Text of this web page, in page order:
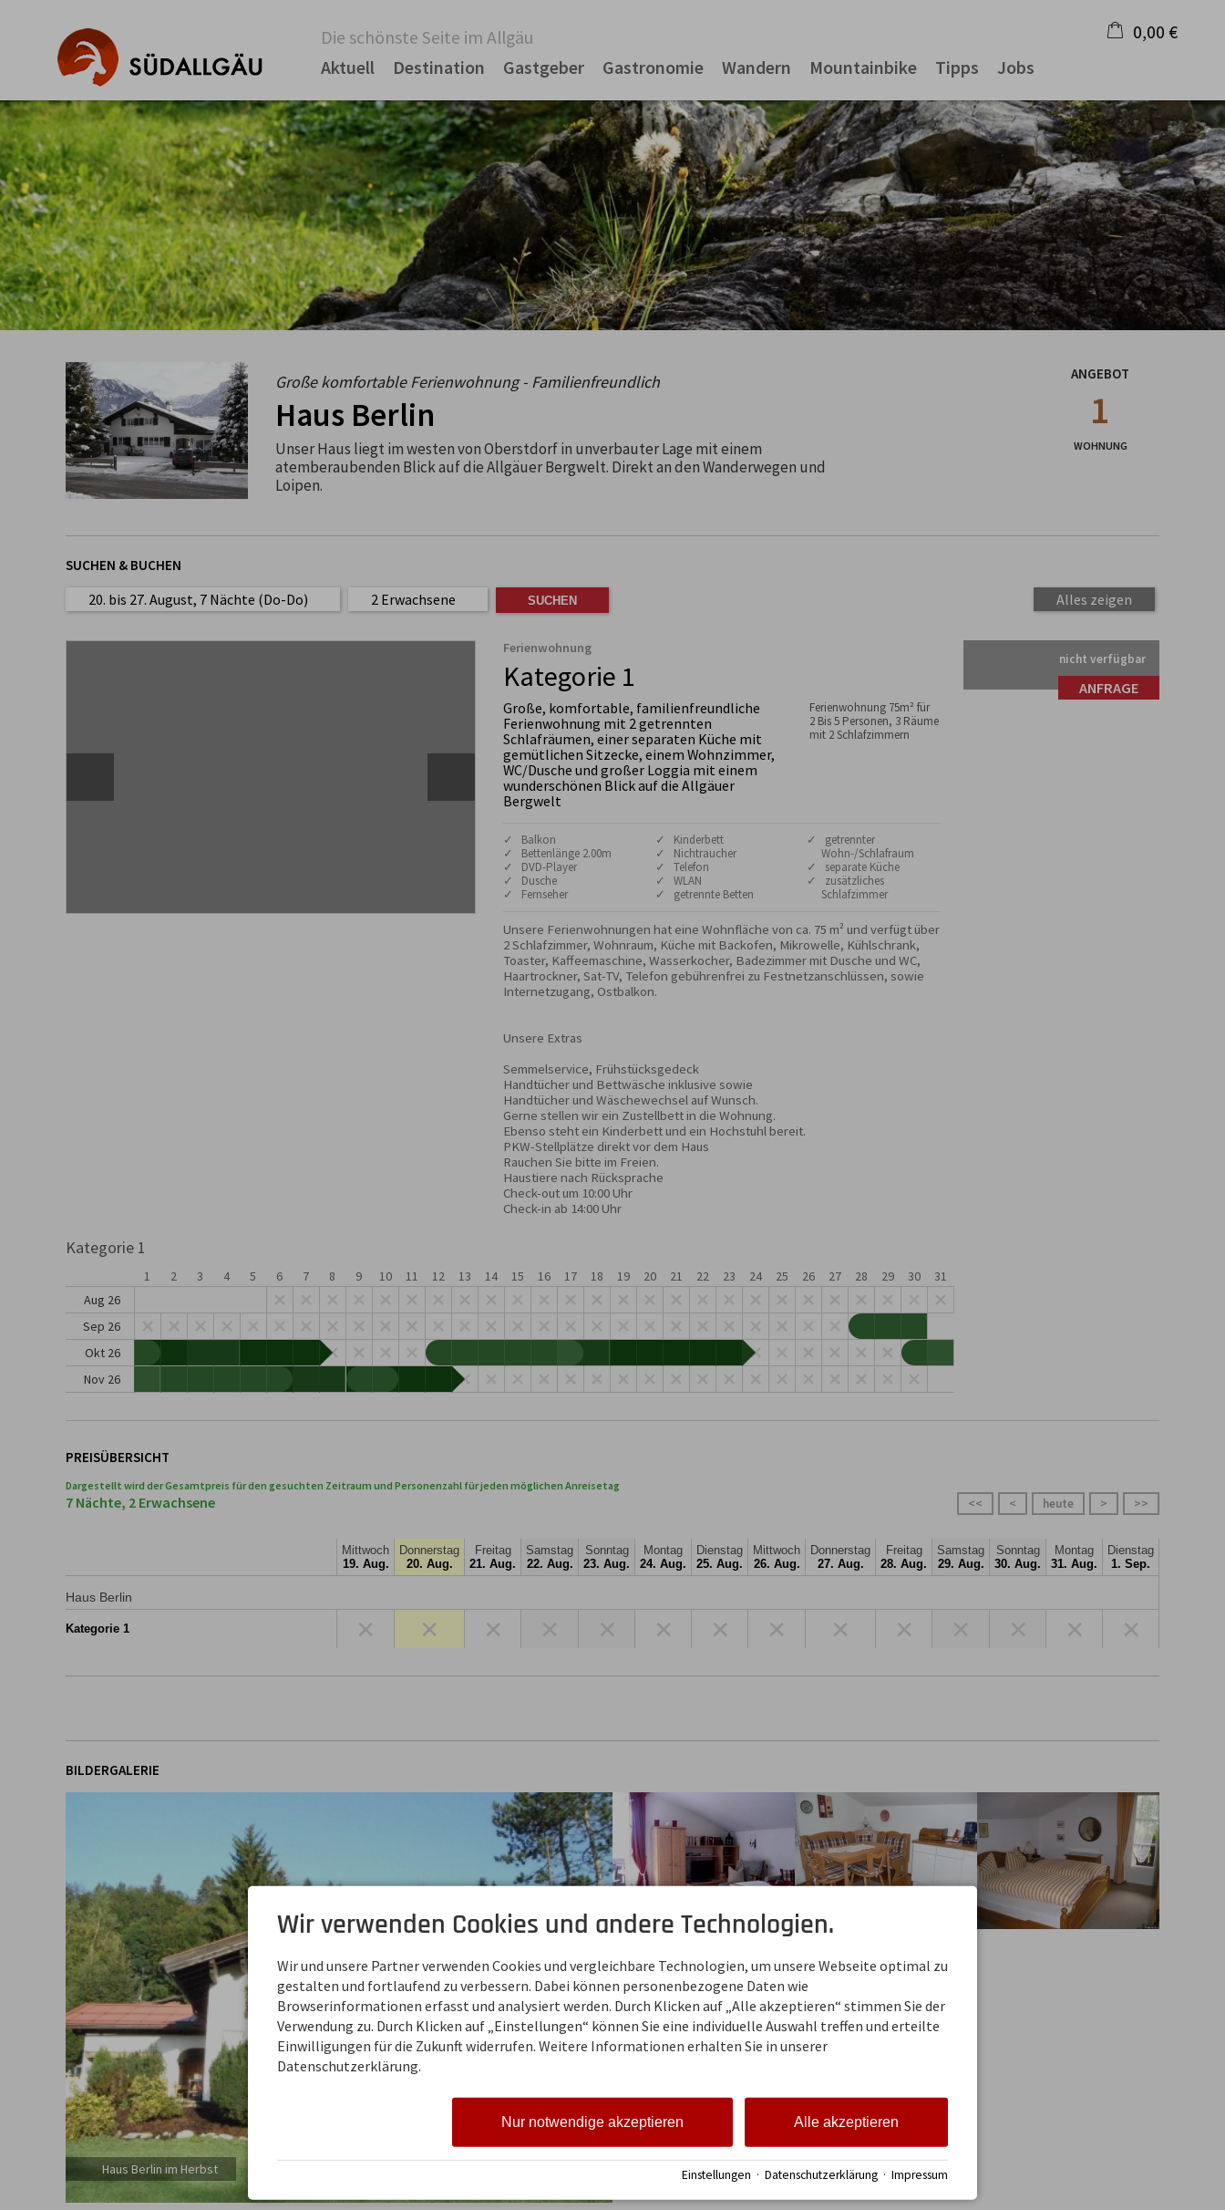
Die schönste Seite im Allgäu
Aktuell
Destination Gastgeber Gastronomie Wandern Mountainbike Tipps Jobs
0,00 €
Warenkorb ist leer
Große komfortable Ferienwohnung - Familienfreundlich
Haus Berlin
Unser Haus liegt im westen von Oberstdorf in unverbauter Lage mit einem
atemberaubenden Blick auf die Allgäuer Bergwelt. Direkt an den Wanderwegen und
Loipen.
ANGEBOT
1
WOHNUNG
SUCHEN & BUCHEN
20. bis 27. August, 7 Nächte (Do-Do) 2 Erwachsene Alles zeigen
Ferienwohnung
Kategorie 1
Große, komfortable, familienfreundliche
Ferienwohnung mit 2 getrennten
Schlafräumen, einer separaten Küche mit
gemütlichen Sitzecke, einem Wohnzimmer,
WC/Dusche und großer Loggia mit einem
wunderschönen Blick auf die Allgäuer
Bergwelt
Ferienwohnung 75m² für
2 Bis 5 Personen, 3 Räume
mit 2 Schlafzimmern
✓ Balkon
✓ Bettenlänge 2.00m
✓ DVD-Player
✓ Dusche
✓ Fernseher
✓ Kinderbett
✓ Nichtraucher
✓ Telefon
✓ WLAN
✓ getrennte Betten
✓ getrennter
Wohn-/Schlafraum
✓ separate Küche
✓ zusätzliches
Schlafzimmer
Unsere Ferienwohnungen hat eine Wohnfläche von ca. 75 m² und verfügt über
2 Schlafzimmer, Wohnraum, Küche mit Backofen, Mikrowelle, Kühlschrank,
Toaster, Kaffeemaschine, Wasserkocher, Badezimmer mit Dusche und WC,
Haartrockner, Sat-TV, Telefon gebührenfrei zu Festnetzanschlüssen, sowie
Internetzugang, Ostbalkon.
Unsere Extras
Semmelservice, Frühstücksgedeck
Handtücher und Bettwäsche inklusive sowie
Handtücher und Wäschewechsel auf Wunsch.
Gerne stellen wir ein Zustellbett in die Wohnung.
Ebenso steht ein Kinderbett und ein Hochstuhl bereit.
PKW-Stellplätze direkt vor dem Haus
Rauchen Sie bitte im Freien.
Haustiere nach Rücksprache
Check-out um 10:00 Uhr
Check-in ab 14:00 Uhr
nicht verfügbar
ANFRAGE
Kategorie 1
1 2 3 4 5 6 7 8 9 10 11 12 13 14 15 16 17 18 19 20 21 22 23 24 25 26 27 28 29 30
31
Aug 26
Sep 26
Okt 26
Nov 26
PREISÜBERSICHT
Dargestellt wird der Gesamtpreis für den gesuchten Zeitraum und Personenzahl für jeden möglichen Anreisetag
7 Nächte, 2 Erwachsene >>
>
heute
<
<<
Mittwoch
19. Aug.
Donnerstag
20. Aug.
Freitag
21. Aug.
Samstag
22. Aug.
Sonntag
23. Aug.
Montag
24. Aug.
Dienstag
25. Aug.
Mittwoch
26. Aug.
Donnerstag
27. Aug.
Freitag
28. Aug.
Samstag
29. Aug.
Sonntag
30. Aug.
Montag
31. Aug.
Dienstag
1. Sep.
Haus Berlin
Kategorie 1 × × × × × × × × × ×
BILDERGALERIE
Haus Berlin im Herbst
Wir verwenden Cookies und andere Technologien.
Wir und unsere Partner verwenden Cookies und vergleichbare Technologien, um unsere Webseite optimal zu
gestalten und fortlaufend zu verbessern. Dabei können personenbezogene Daten wie
Browserinformationen erfasst und analysiert werden. Durch Klicken auf „Alle akzeptieren“ stimmen Sie der
Verwendung zu. Durch Klicken auf „Einstellungen“ können Sie eine individuelle Auswahl treffen und erteilte
Einwilligungen für die Zukunft widerrufen. Weitere Informationen erhalten Sie in unserer
Datenschutzerklärung.
Alle akzeptieren
Nur notwendige akzeptieren
Einstellungen · Datenschutzerklärung · Impressum